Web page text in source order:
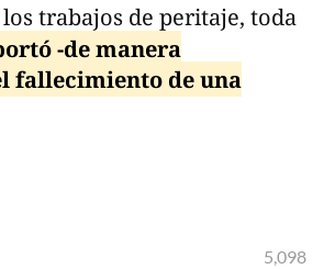
trabajos de peritaje, toda
-de manera
fallecimiento de una
5,098